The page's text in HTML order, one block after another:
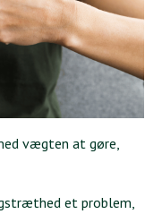
vægten at gøre,
et problem,